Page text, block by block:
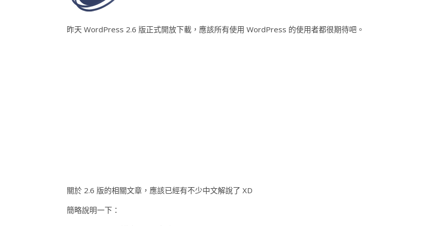
昨天 WordPress 2.6 版正式開放下載，應該所有使用 WordPress 的使用者都很期待吧。
關於 2.6 版的相關文章，應該已經有不少中文解說了 XD
簡略說明一下：